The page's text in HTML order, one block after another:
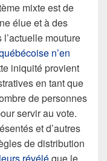
mixte est de
élue et à des
mouture
n’en
iniquité provient
en tant que
de personnes
servir au vote.
et d’autres
de distribution